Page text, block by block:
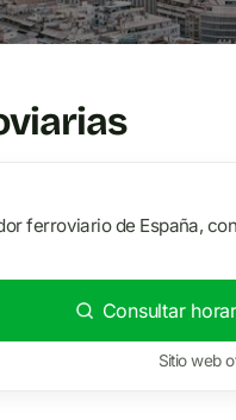
ferroviario de España,
Consultar
Sitio web